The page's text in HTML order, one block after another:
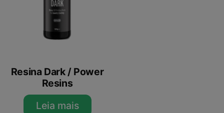
Resina Dark / Power
Resins
Leia mais